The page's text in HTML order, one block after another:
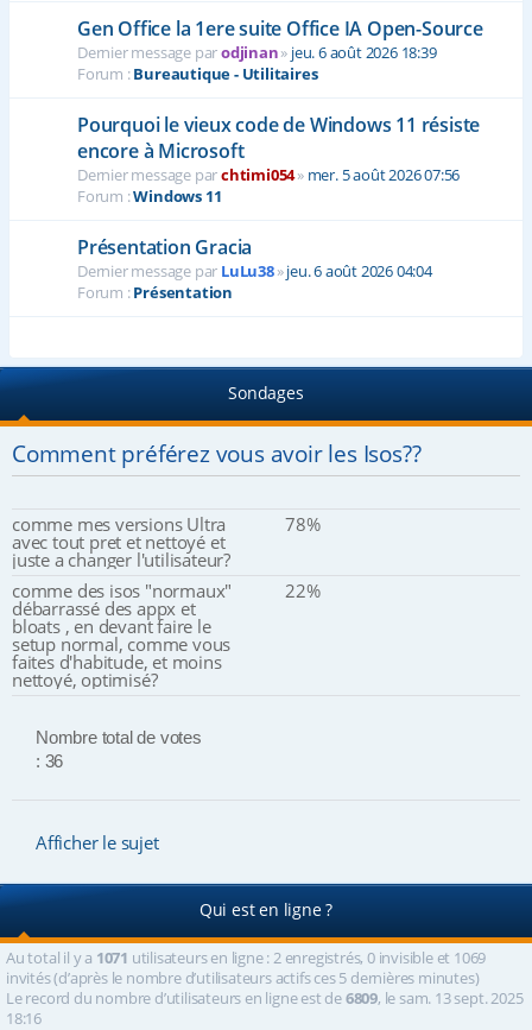
Gen Office la 1ere suite Office IA Open-Source
Dernier message parodjinan» jeu. 6 août 2026 18:39
Forum :Bureautique - Utilitaires
Pourquoi le vieux code de Windows 11 résiste
encore à Microsoft
Dernier message parchtimi054» mer. 5 août 2026 07:56
Forum :Windows 11
Présentation Gracia
Dernier message par LuLu38»jeu. 6 août 2026 04:04
Forum :Présentation
Sondages
Comment préférez vous avoir les Isos??
comme mes versions Ultra
avec tout pret et nettoyé et
juste a changer l'utilisateur?
78%
comme des isos "normaux"
débarrassé des appx et
bloats , en devant faire le
setup normal, comme vous
faites d'habitude, et moins
nettoyé, optimisé?
22%
Nombre total de votes
: 36
Afficher le sujet
Qui est en ligne ?
Au total il y a 1071 utilisateurs en ligne : 2 enregistrés, 0 invisible et 1069
invités (d’après le nombre d’utilisateurs actifs ces 5 dernières minutes)
Le record du nombre d’utilisateurs en ligne est de6809, le sam. 13 sept. 2025
18:16